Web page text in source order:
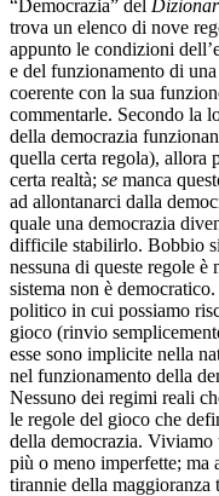
“Democrazia” del
trova un elenco di nove
appunto le condizioni
e del funzionamento di
coerente con la sua
commentarle. Secondo la
della democrazia
quella certa regola), allora
certa realtà; se manca
ad allontanarci dalla
quale una democrazia
difficile stabilirlo. Bobbio
nessuna di queste regole
sistema non è
politico in cui possiamo
gioco (rinvio
esse sono implicite nella
nel funzionamento della
Nessuno dei regimi reali
le regole del gioco che
della democrazia.
più o meno imperfette;
tirannie della maggioranza